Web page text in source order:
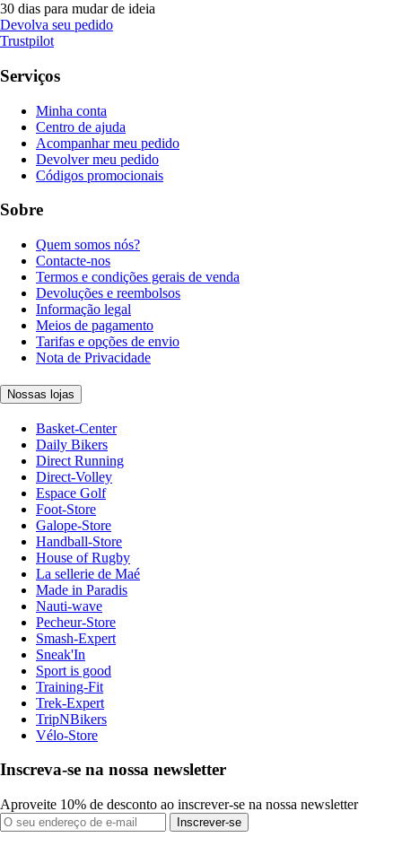
30 dias para mudar de ideia
Devolva seu pedido
Trustpilot
Serviços
Minha conta
Centro de ajuda
Acompanhar meu pedido
Devolver meu pedido
Códigos promocionais
Sobre
Quem somos nós?
Contacte-nos
Termos e condições gerais de venda
Devoluções e reembolsos
Informação legal
Meios de pagamento
Tarifas e opções de envio
Nota de Privacidade
Nossas lojas
Basket-Center
Daily Bikers
Direct Running
Direct-Volley
Espace Golf
Foot-Store
Galope-Store
Handball-Store
House of Rugby
La sellerie de Maé
Made in Paradis
Nauti-wave
Pecheur-Store
Smash-Expert
Sneak'In
Sport is good
Training-Fit
Trek-Expert
TripNBikers
Vélo-Store
Inscreva-se na nossa newsletter
Aproveite 10% de desconto ao inscrever-se na nossa newsletter
Inscrever-se